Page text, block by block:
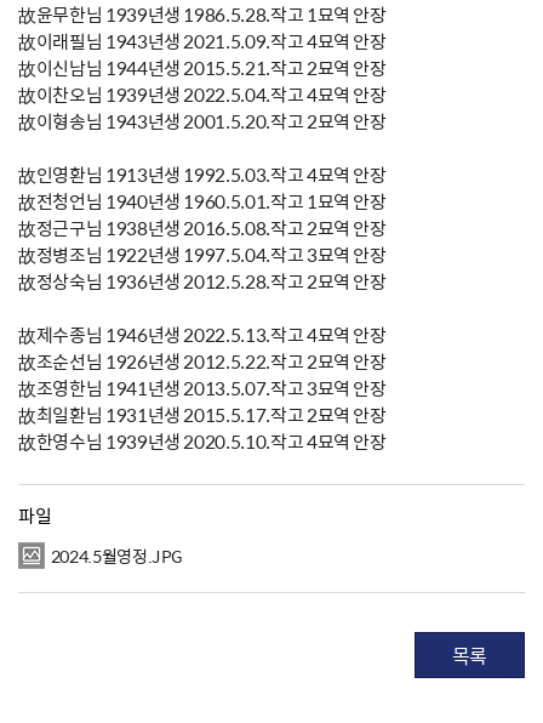
故윤무한님 1939년생 1986.5.28.작고 1묘역 안장
故이래필님 1943년생 2021.5.09.작고 4묘역 안장
故이신남님 1944년생 2015.5.21.작고 2묘역 안장
故이찬오님 1939년생 2022.5.04.작고 4묘역 안장
故이형송님 1943년생 2001.5.20.작고 2묘역 안장
故인영환님 1913년생 1992.5.03.작고 4묘역 안장
故전청언님 1940년생 1960.5.01.작고 1묘역 안장
故정근구님 1938년생 2016.5.08.작고 2묘역 안장
故정병조님 1922년생 1997.5.04.작고 3묘역 안장
故정상숙님 1936년생 2012.5.28.작고 2묘역 안장
故제수종님 1946년생 2022.5.13.작고 4묘역 안장
故조순선님 1926년생 2012.5.22.작고 2묘역 안장
故조영한님 1941년생 2013.5.07.작고 3묘역 안장
故최일환님 1931년생 2015.5.17.작고 2묘역 안장
故한영수님 1939년생 2020.5.10.작고 4묘역 안장
파일
2024.5월영정.JPG
목록